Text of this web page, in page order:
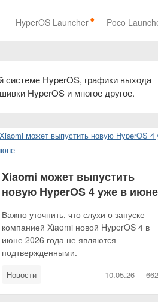
HyperOS Launcher Poco
HyperOS, графики выхода
HyperOS и многое другое.
Xiaomi может выпустить
новую HyperOS 4 уже в июне
Важно уточнить, что слухи о запуске
компанией Xiaomi новой HyperOS 4 в
июне 2026 года не являются
подтвержденными.
Новости 10.05.26